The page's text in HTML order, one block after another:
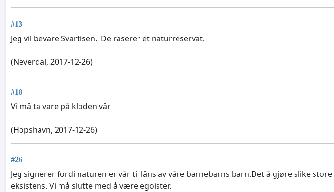
#13
Jeg vil bevare Svartisen.. De raserer et naturreservat.
(Neverdal, 2017-12-26)
#18
Vi må ta vare på kloden vår
(Hopshavn, 2017-12-26)
#26
Jeg signerer fordi naturen er vår til låns av våre barnebarns barn.Det å gjøre slike
eksistens. Vi må slutte med å være egoister.